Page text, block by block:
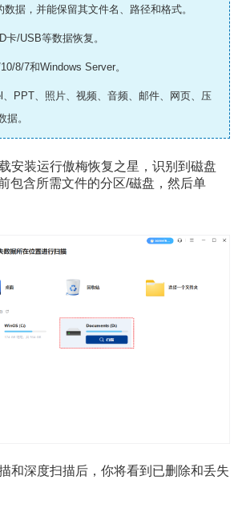
据，并能保留其文件名、路径和格式。
卡/USB等数据恢复。
8/7和Windows Server。
PPT、照片、视频、音频、邮件、网页、压
据。
安装运行傲梅恢复之星，识别到磁盘
包含所需文件的分区/磁盘，然后单
和深度扫描后，你将看到已删除和丢失